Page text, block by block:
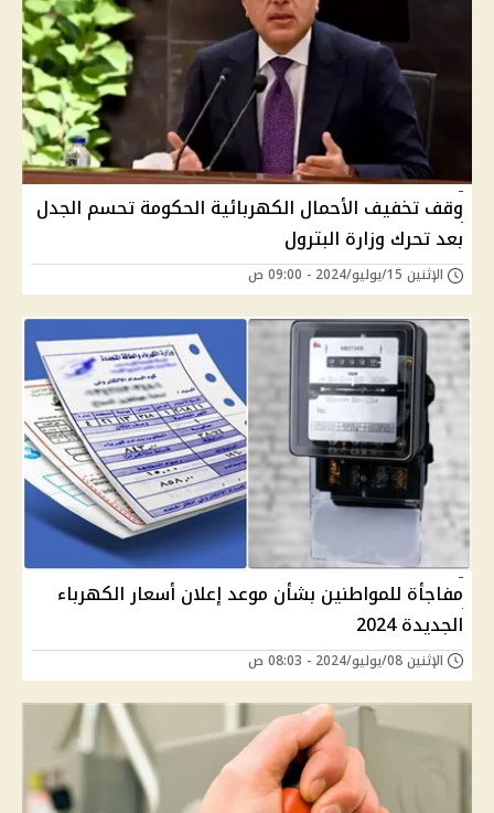
وقف تخفيف الأحمال الكهربائية الحكومة تحسم الجدل
بعد تحرك وزارة البترول
الإثنين 15/يوليو/2024 - 09:00 ص
مفاجأة للمواطنين بشأن موعد إعلان أسعار الكهرباء
الجديدة 2024
الإثنين 08/يوليو/2024 - 08:03 ص